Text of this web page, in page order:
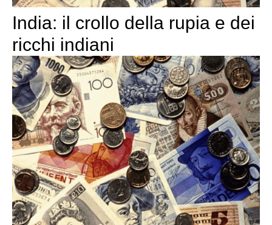
India: il crollo della rupia e dei
ricchi indiani